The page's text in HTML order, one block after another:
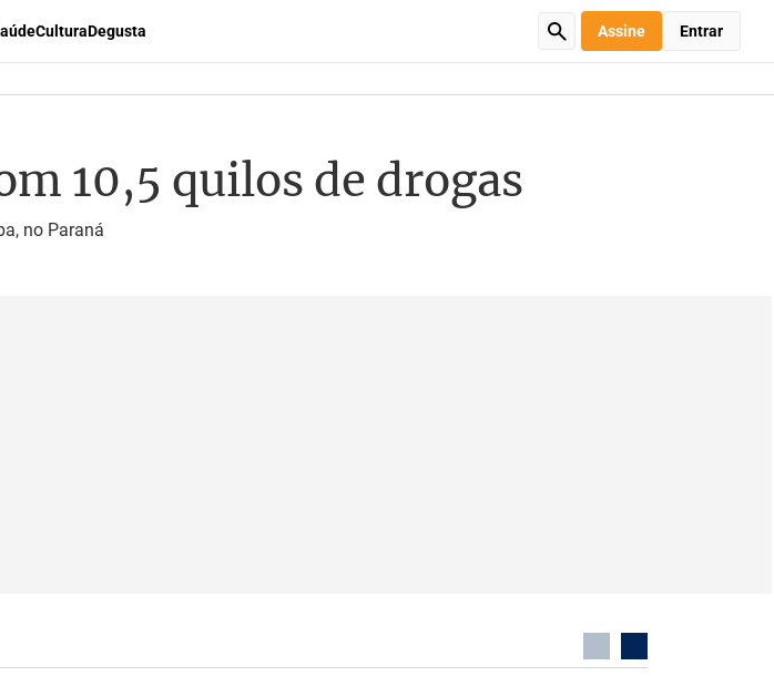
CulturaDegusta Assine Entrar
10,5 quilos de drogas
no Paraná